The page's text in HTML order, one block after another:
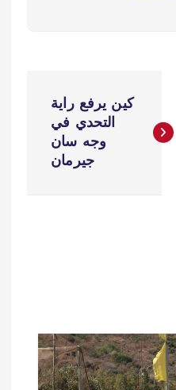
كين يرفع راية
التحدي في
وجه سان
جيرمان